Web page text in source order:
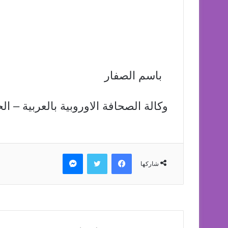
باسم الصفار
وكالة الصحافة الاوروبية بالعربية
شاركها
فيسبوك تويتر ماسنجر